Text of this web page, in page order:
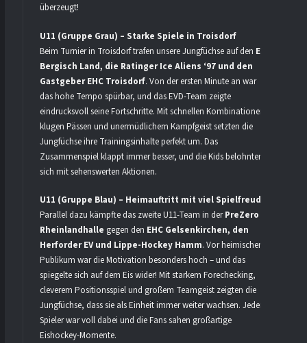
überzeugt!
U11 (Gruppe Grau) – Starke Spiele in Troisdorf
Beim Turnier in Troisdorf trafen unsere Jungfüchse auf den EC
Bergisch Land, die Ratinger Ice Aliens ‘97 und den
Gastgeber EHC Troisdorf. Von der ersten Minute an war
das hohe Tempo spürbar, und das EVD-Team zeigte
eindrucksvoll seine Fortschritte. Mit schnellen Kombinationen,
klugen Pässen und unermüdlichem Kampfgeist setzten die
Jungfüchse ihre Trainingsinhalte perfekt um. Das
Zusammenspiel klappt immer besser, und die Kids belohnten
sich mit sehenswerten Aktionen.
U11 (Gruppe Blau) – Heimauftritt mit viel Spielfreude
Parallel dazu kämpfte das zweite U11-Team in derPreZero
Rheinlandhalle gegen den EHC Gelsenkirchen, den
Herforder EV und Lippe-Hockey Hamm. Vor heimischem
Publikum war die Motivation besonders hoch – und das
spiegelte sich auf dem Eis wider! Mit starkem Forechecking,
cleverem Positionsspiel und großem Teamgeist zeigten die
Jungfüchse, dass sie als Einheit immer weiter wachsen. Jeder
Spieler war voll dabei und die Fans sahen großartige
Eishockey-Momente.